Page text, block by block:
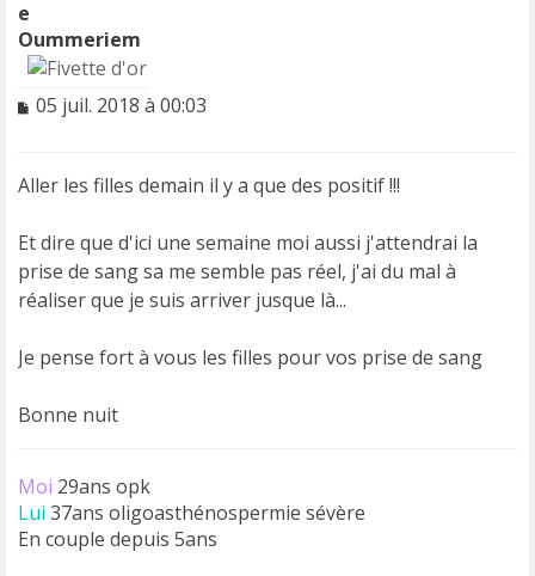
Oummeriem
M
s
a
e
n
o
n
u
05 juil. 2018 à 00:03
Aller les filles demain il y a que des positif !!!
Et dire que d'ici une semaine moi aussi j'attendrai la
prise de sang sa me semble pas réel, j'ai du mal à
réaliser que je suis arriver jusque là...
Je pense fort à vous les filles pour vos prise de sang
Bonne nuit
Moi 29ans opk
Lui 37ans oligoasthénospermie sévère
En couple depuis 5ans